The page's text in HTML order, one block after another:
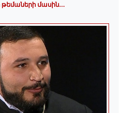
մասին․․․